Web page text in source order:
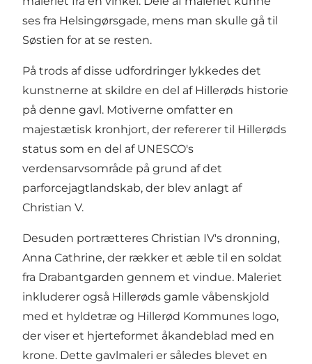
ses fra Helsingørsgade, mens man skulle gå til
Søstien for at se resten.
På trods af disse udfordringer lykkedes det
kunstnerne at skildre en del af Hillerøds historie
på denne gavl. Motiverne omfatter en
majestætisk kronhjort, der refererer til Hillerøds
status som en del af UNESCO's
verdensarvsområde på grund af det
parforcejagtlandskab, der blev anlagt af
Christian V.
Desuden portrætteres Christian IV's dronning,
Anna Cathrine, der rækker et æble til en soldat
fra Drabantgarden gennem et vindue. Maleriet
inkluderer også Hillerøds gamle våbenskjold
med et hyldetræ og Hillerød Kommunes logo,
der viser et hjerteformet åkandeblad med en
krone. Dette gavlmaleri er således blevet en